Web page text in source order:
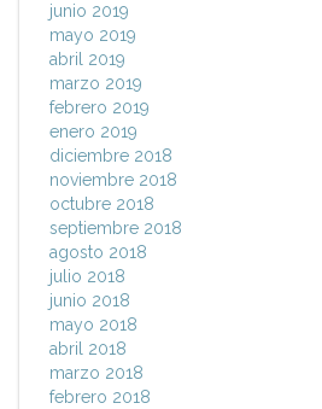
junio 2019
mayo 2019
abril 2019
marzo 2019
febrero 2019
enero 2019
diciembre 2018
noviembre 2018
octubre 2018
septiembre 2018
agosto 2018
julio 2018
junio 2018
mayo 2018
abril 2018
marzo 2018
febrero 2018